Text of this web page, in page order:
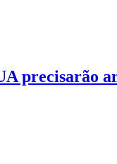
precisarão